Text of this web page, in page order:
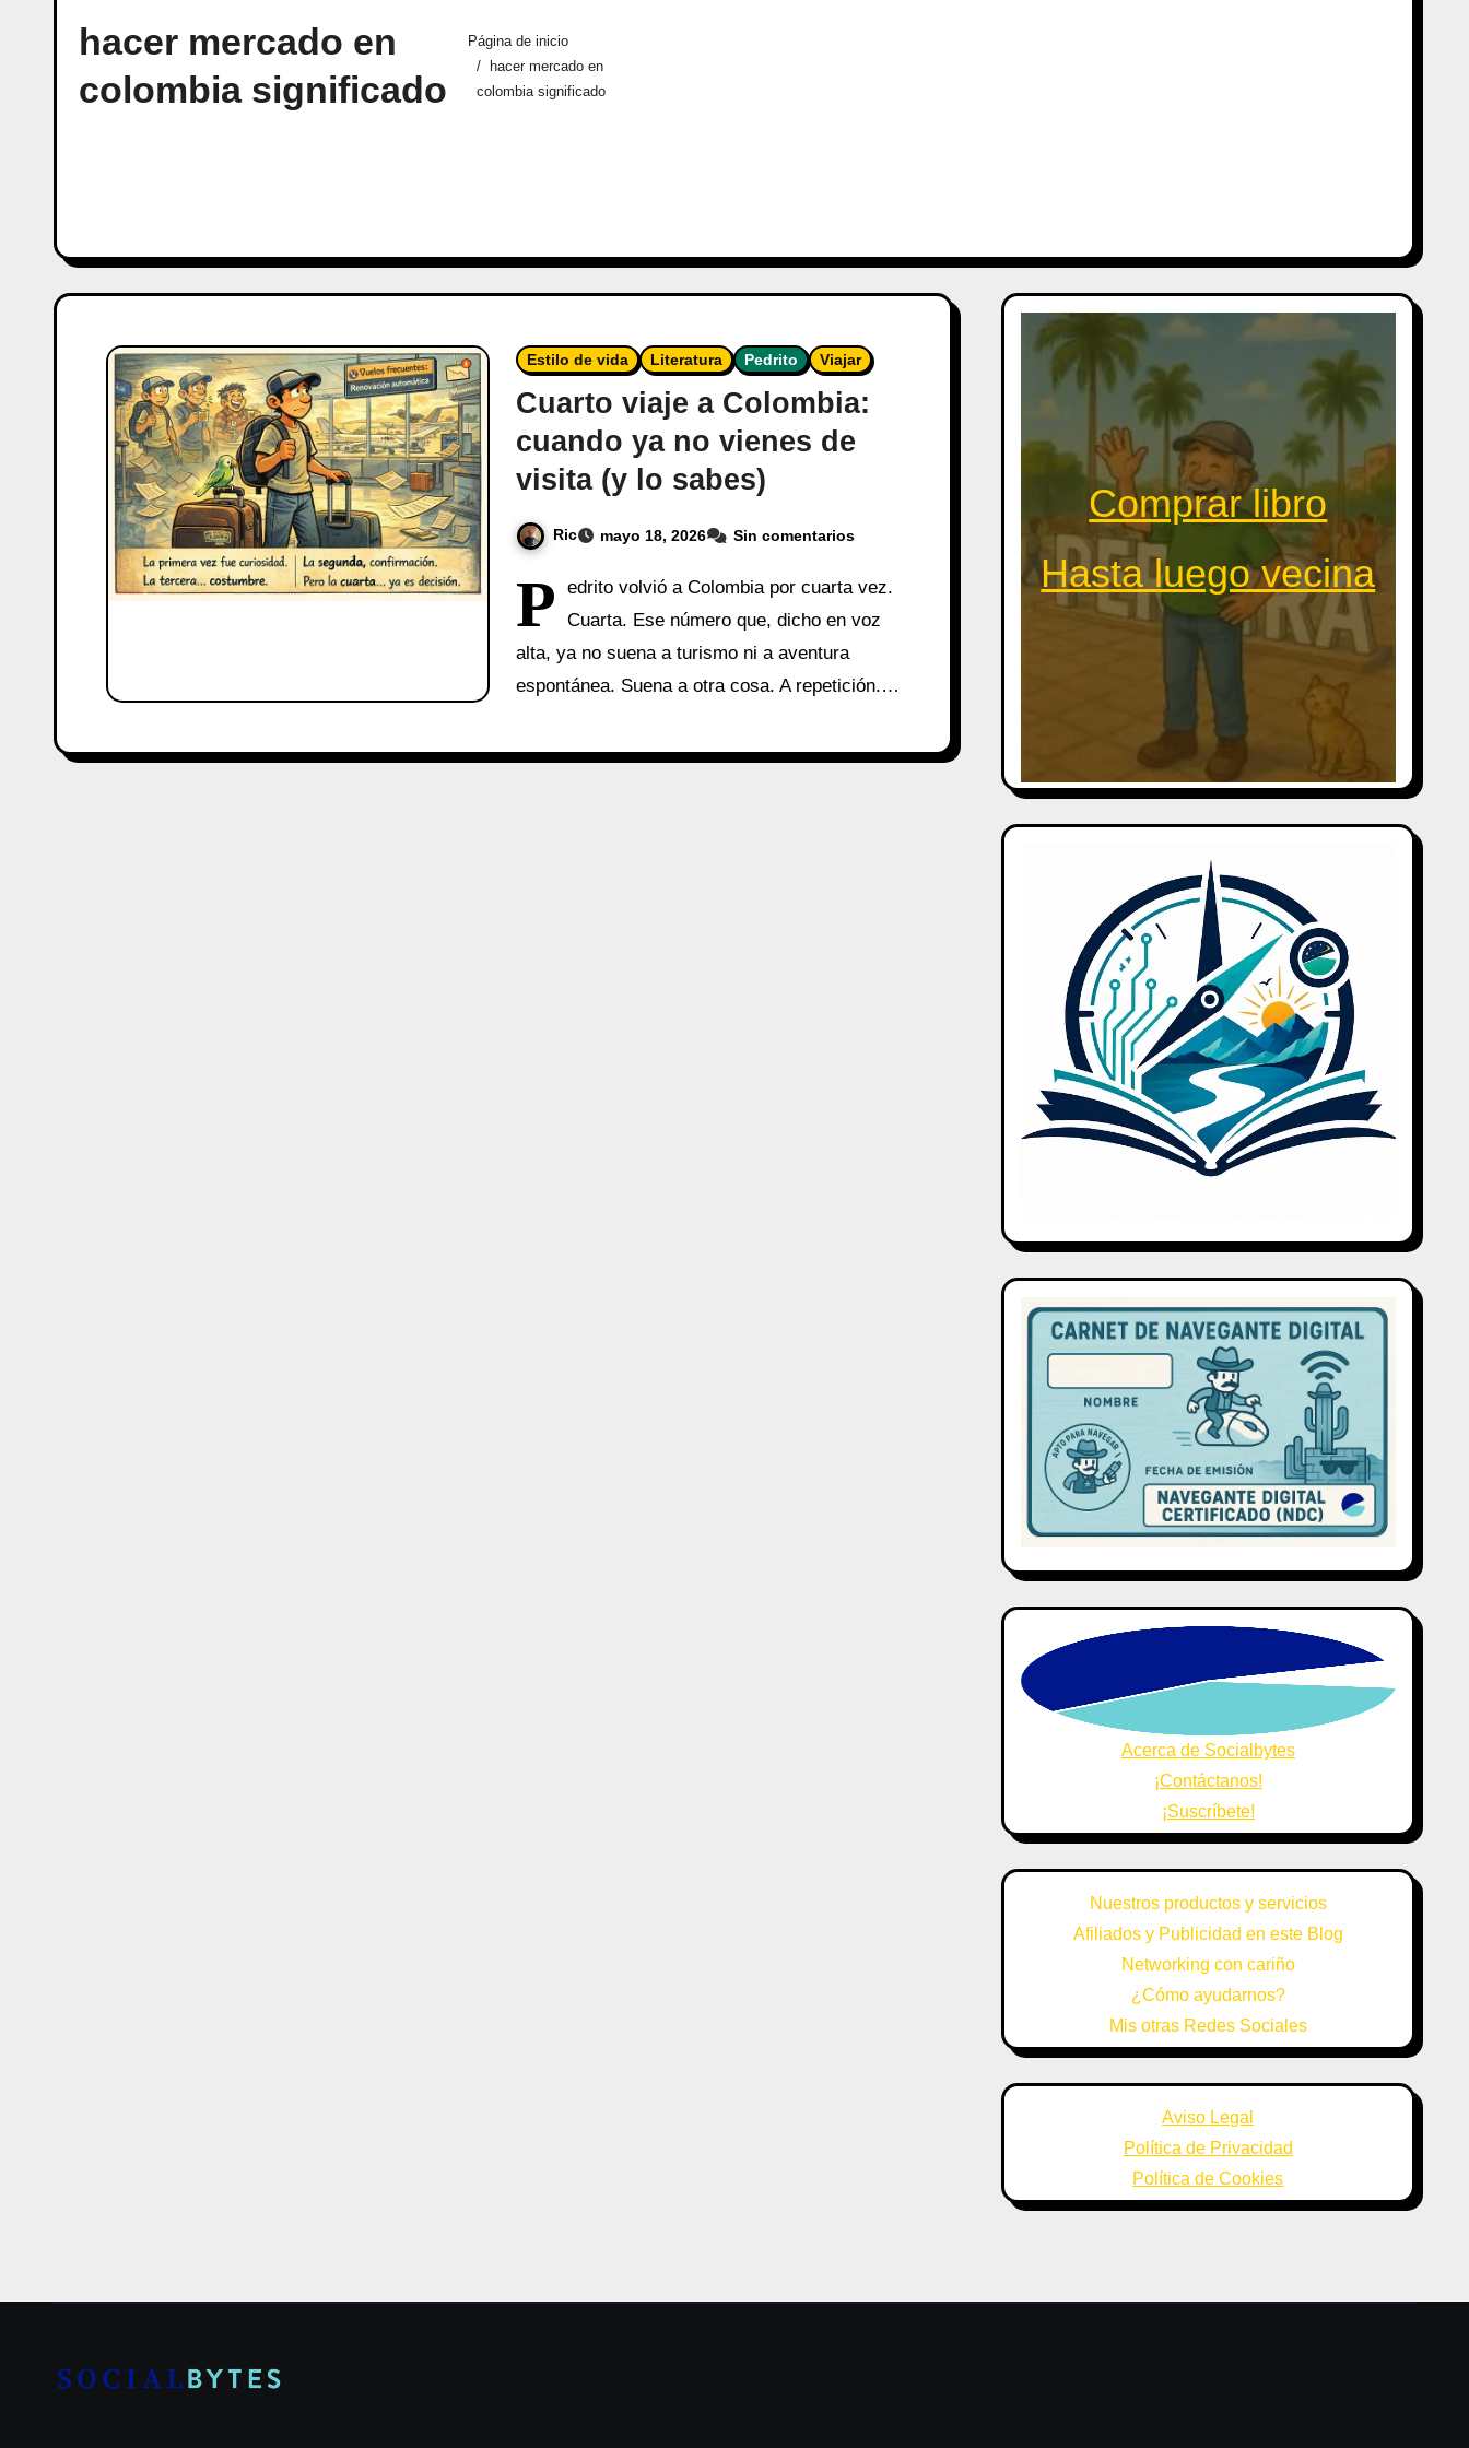
hacer mercado en
colombia significado
Página de inicio
hacer mercado en
colombia significado
Estilo de vida Literatura Pedrito Viajar
Cuarto viaje a Colombia:
cuando ya no vienes de
visita (y lo sabes)
Ric mayo 18, 2026 Sin comentarios
P
edrito volvió a Colombia por cuarta vez.
Cuarta. Ese número que, dicho en voz
alta, ya no suena a turismo ni a aventura
espontánea. Suena a otra cosa. A repetición.…
Comprar libro
Hasta luego vecina
Acerca de Socialbytes
¡Contáctanos!
¡Suscríbete!
Nuestros productos y servicios
Afiliados y Publicidad en este Blog
Networking con cariño
¿Cómo ayudarnos?
Mis otras Redes Sociales
Aviso Legal
Política de Privacidad
Política de Cookies